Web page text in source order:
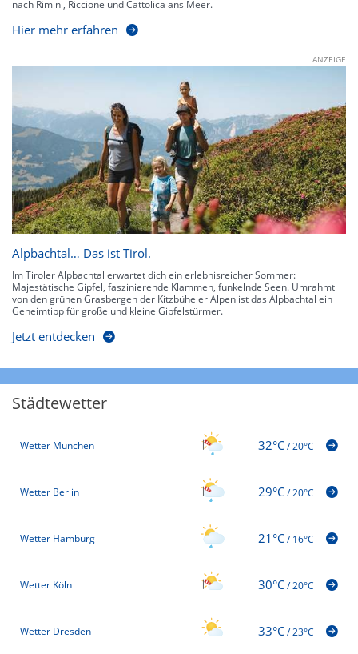
nach Rimini, Riccione und Cattolica ans Meer.
Hier mehr erfahren
ANZEIGE
Alpbachtal… Das ist Tirol.
Im Tiroler Alpbachtal erwartet dich ein erlebnisreicher Sommer:
Majestätische Gipfel, faszinierende Klammen, funkelnde Seen. Umrahmt
von den grünen Grasbergen der Kitzbüheler Alpen ist das Alpbachtal ein
Geheimtipp für große und kleine Gipfelstürmer.
Jetzt entdecken
Städtewetter
Wetter München 32°C/20°C
Wetter Berlin 29°C/20°C
Wetter Hamburg 21°C/16°C
Wetter Köln 30°C/20°C
Wetter Dresden 33°C/23°C